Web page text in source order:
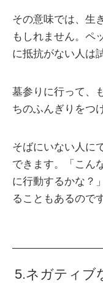
その意味では、生
もしれません。ペ
に抵抗がない人は
墓参りに行って、
ちのふんぎりをつ
そばにいない人に
できます。「こん
に行動するかな？
ることもあるのです
5.ネガティブ